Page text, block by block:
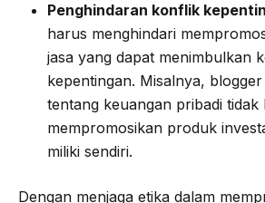
Penghindaran konflik
harus menghindari
jasa yang dapat menimbulkan
kepentingan. Misalnya,
tentang keuangan pribadi tidak
mempromosikan produk
miliki sendiri.
Dengan menjaga etika dalam